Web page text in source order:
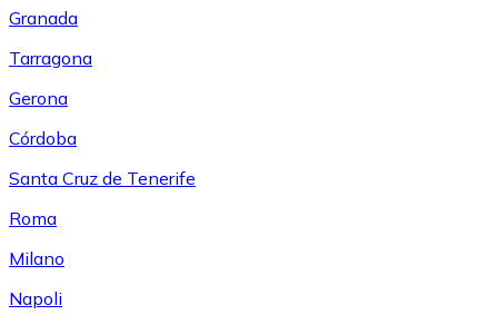
Granada
Tarragona
Gerona
Córdoba
Santa Cruz de Tenerife
Roma
Milano
Napoli